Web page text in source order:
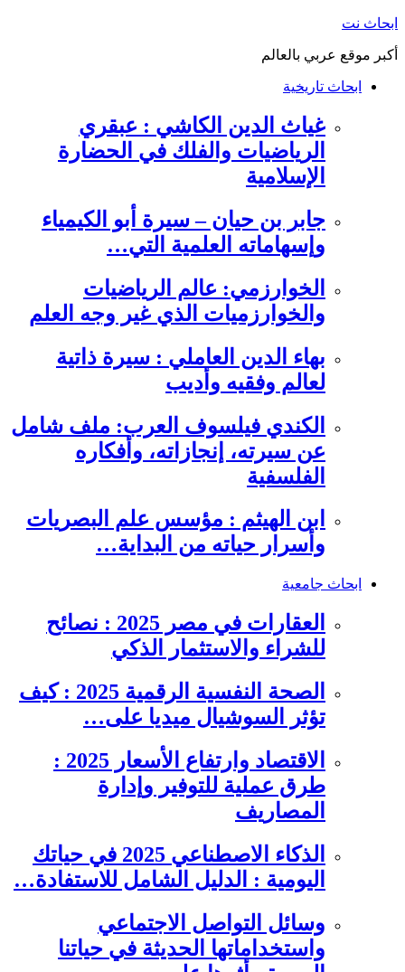
التجاوز
المحتوى
ابحاث نت
أكبر موقع عربي بالعالم
ابحاث تاريخية
غياث الدين الكاشي : عبقري
الرياضيات والفلك في الحضارة
الإسلامية
جابر بن حيان – سيرة أبو الكيمياء
وإسهاماته العلمية التي…
الخوارزمي: عالم الرياضيات
والخوارزميات الذي غير وجه العلم
بهاء الدين العاملي : سيرة ذاتية
لعالم وفقيه وأديب
الكندي فيلسوف العرب: ملف شامل
عن سيرته، إنجازاته، وأفكاره
الفلسفية
ابن الهيثم : مؤسس علم البصريات
وأسرار حياته من البداية…
ابحاث جامعية
العقارات في مصر 2025 : نصائح
للشراء والاستثمار الذكي
الصحة النفسية الرقمية 2025 : كيف
تؤثر السوشيال ميديا على…
الاقتصاد وارتفاع الأسعار 2025 :
طرق عملية للتوفير وإدارة
المصاريف
الذكاء الاصطناعي 2025 في حياتك
اليومية : الدليل الشامل للاستفادة…
وسائل التواصل الاجتماعي
واستخداماتها الحديثة في حياتنا